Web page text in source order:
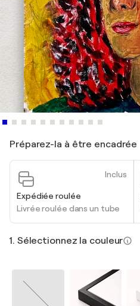
Préparez-la à être encadrée
Inclus
Expédiée roulée
Livrée roulée dans un tube
1. Sélectionnez la couleur